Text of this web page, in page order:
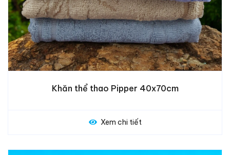
Khăn thể thao Pipper 40x70cm
Xem chi tiết